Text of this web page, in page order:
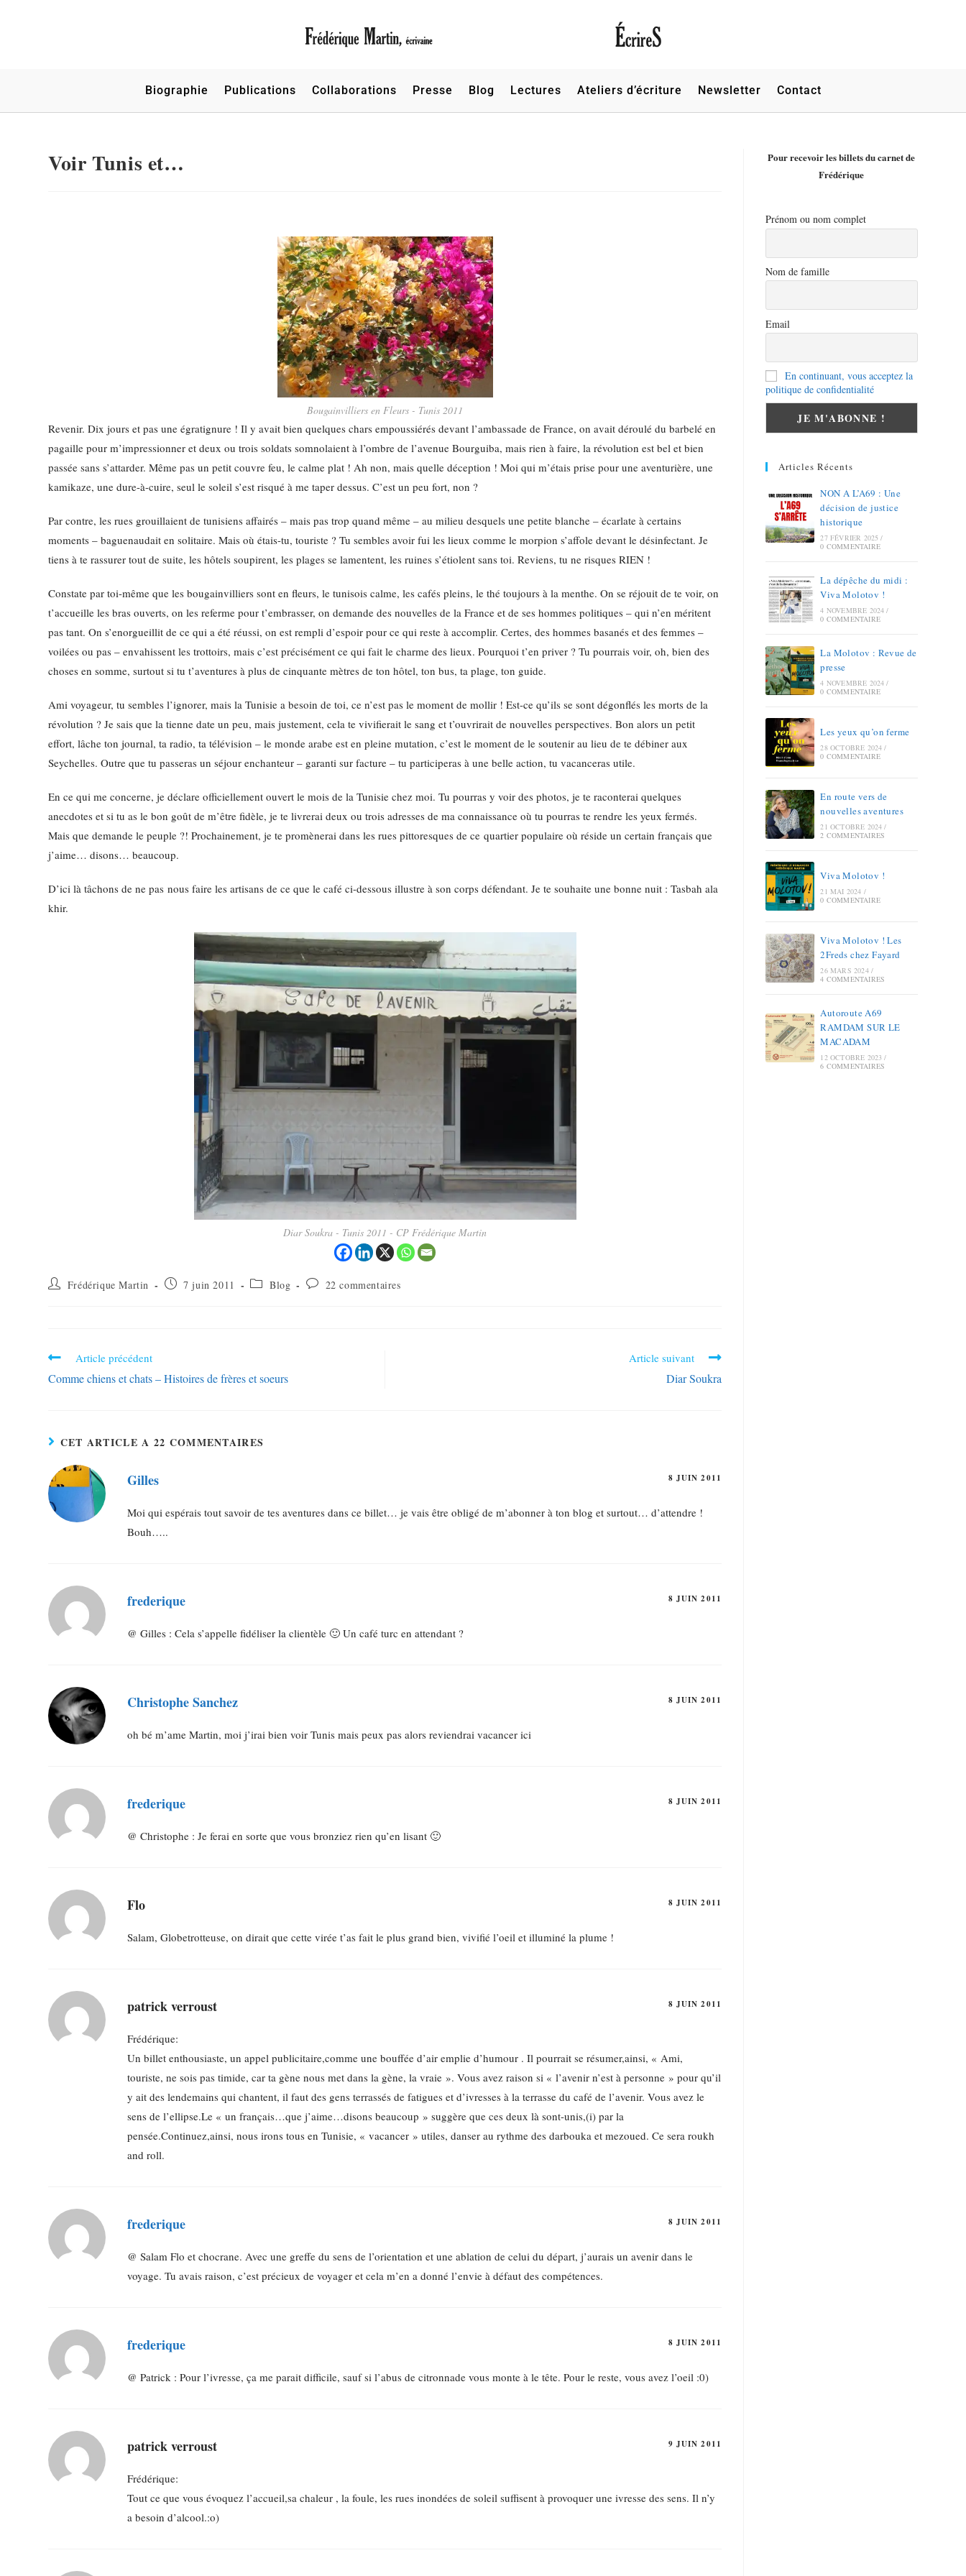
Biographie Publications Collaborations Presse Blog Lectures Ateliers d’écriture Newsletter Contact
Voir Tunis et…
Bougainvilliers en Fleurs - Tunis 2011
Revenir. Dix jours et pas une égratignure ! Il y avait bien quelques chars empoussiérés devant l’ambassade de France, on avait déroulé du barbelé en
pagaille pour m’impressionner et deux ou trois soldats somnolaient à l’ombre de l’avenue Bourguiba, mais rien à faire, la révolution est bel et bien
passée sans s’attarder. Même pas un petit couvre feu, le calme plat ! Ah non, mais quelle déception ! Moi qui m’étais prise pour une aventurière, une
kamikaze, une dure-à-cuire, seul le soleil s’est risqué à me taper dessus. C’est un peu fort, non ?
Par contre, les rues grouillaient de tunisiens affairés – mais pas trop quand même – au milieu desquels une petite blanche – écarlate à certains
moments – baguenaudait en solitaire. Mais où étais-tu, touriste ? Tu sembles avoir fui les lieux comme le morpion s’affole devant le désinfectant. Je
tiens à te rassurer tout de suite, les hôtels soupirent, les plages se lamentent, les ruines s’étiolent sans toi. Reviens, tu ne risques RIEN !
Constate par toi-même que les bougainvilliers sont en fleurs, le tunisois calme, les cafés pleins, le thé toujours à la menthe. On se réjouit de te voir, on
t’accueille les bras ouverts, on les referme pour t’embrasser, on demande des nouvelles de la France et de ses hommes politiques – qui n’en méritent
pas tant. On s’enorgueillit de ce qui a été réussi, on est rempli d’espoir pour ce qui reste à accomplir. Certes, des hommes basanés et des femmes –
voilées ou pas – envahissent les trottoirs, mais c’est précisément ce qui fait le charme des lieux. Pourquoi t’en priver ? Tu pourrais voir, oh, bien des
choses en somme, surtout si tu t’aventures à plus de cinquante mètres de ton hôtel, ton bus, ta plage, ton guide.
Ami voyageur, tu sembles l’ignorer, mais la Tunisie a besoin de toi, ce n’est pas le moment de mollir ! Est-ce qu’ils se sont dégonflés les morts de la
révolution ? Je sais que la tienne date un peu, mais justement, cela te vivifierait le sang et t’ouvrirait de nouvelles perspectives. Bon alors un petit
effort, lâche ton journal, ta radio, ta télévision – le monde arabe est en pleine mutation, c’est le moment de le soutenir au lieu de te débiner aux
Seychelles. Outre que tu passeras un séjour enchanteur – garanti sur facture – tu participeras à une belle action, tu vacanceras utile.
En ce qui me concerne, je déclare officiellement ouvert le mois de la Tunisie chez moi. Tu pourras y voir des photos, je te raconterai quelques
anecdotes et si tu as le bon goût de m’être fidèle, je te livrerai deux ou trois adresses de ma connaissance où tu pourras te rendre les yeux fermés.
Mais que demande le peuple ?! Prochainement, je te promènerai dans les rues pittoresques de ce quartier populaire où réside un certain français que
j’aime… disons… beaucoup.
D’ici là tâchons de ne pas nous faire les artisans de ce que le café ci-dessous illustre à son corps défendant. Je te souhaite une bonne nuit : Tasbah ala
khir.
Diar Soukra - Tunis 2011 - CP Frédérique Martin
Frédérique Martin 7 juin 2011 Blog 22 commentaires
Article précédent
Comme chiens et chats – Histoires de frères et soeurs
Article suivant
Diar Soukra
CET ARTICLE A 22 COMMENTAIRES
Gilles 8 JUIN 2011
Moi qui espérais tout savoir de tes aventures dans ce billet… je vais être obligé de m’abonner à ton blog et surtout… d’attendre !
Bouh…..
frederique 8 JUIN 2011
@ Gilles : Cela s’appelle fidéliser la clientèle 🙂 Un café turc en attendant ?
Christophe Sanchez 8 JUIN 2011
oh bé m’ame Martin, moi j’irai bien voir Tunis mais peux pas alors reviendrai vacancer ici
frederique 8 JUIN 2011
@ Christophe : Je ferai en sorte que vous bronziez rien qu’en lisant 🙂
Flo 8 JUIN 2011
Salam, Globetrotteuse, on dirait que cette virée t’as fait le plus grand bien, vivifié l’oeil et illuminé la plume !
patrick verroust 8 JUIN 2011
Frédérique:
Un billet enthousiaste, un appel publicitaire,comme une bouffée d’air emplie d’humour . Il pourrait se résumer,ainsi, « Ami,
touriste, ne sois pas timide, car ta gène nous met dans la gène, la vraie ». Vous avez raison si « l’avenir n’est à personne » pour qu’il
y ait des lendemains qui chantent, il faut des gens terrassés de fatigues et d’ivresses à la terrasse du café de l’avenir. Vous avez le
sens de l’ellipse.Le « un français…que j’aime…disons beaucoup » suggère que ces deux là sont-unis,(i) par la
pensée.Continuez,ainsi, nous irons tous en Tunisie, « vacancer » utiles, danser au rythme des darbouka et mezoued. Ce sera roukh
and roll.
frederique 8 JUIN 2011
@ Salam Flo et chocrane. Avec une greffe du sens de l’orientation et une ablation de celui du départ, j’aurais un avenir dans le
voyage. Tu avais raison, c’est précieux de voyager et cela m’en a donné l’envie à défaut des compétences.
frederique 8 JUIN 2011
@ Patrick : Pour l’ivresse, ça me parait difficile, sauf si l’abus de citronnade vous monte à le tête. Pour le reste, vous avez l’oeil :0)
patrick verroust 9 JUIN 2011
Frédérique:
Tout ce que vous évoquez l’accueil,sa chaleur , la foule, les rues inondées de soleil suffisent à provoquer une ivresse des sens. Il n’y
a besoin d’alcool.:o)
Pour recevoir les billets du carnet de
Frédérique
Prénom ou nom complet
Nom de famille
Email
En continuant, vous acceptez la
politique de confidentialité
Articles Récents
NON A L’A69 : Une
décision de justice
historique
27 FÉVRIER 2025 /
0 COMMENTAIRE
La dépêche du midi :
Viva Molotov !
4 NOVEMBRE 2024 /
0 COMMENTAIRE
La Molotov : Revue de
presse
4 NOVEMBRE 2024 /
0 COMMENTAIRE
Les yeux qu’on ferme
28 OCTOBRE 2024 /
0 COMMENTAIRE
En route vers de
nouvelles aventures
21 OCTOBRE 2024 /
2 COMMENTAIRES
Viva Molotov !
21 MAI 2024 /
0 COMMENTAIRE
Viva Molotov ! Les
2Freds chez Fayard
26 MARS 2024 /
4 COMMENTAIRES
Autoroute A69
RAMDAM SUR LE
MACADAM
12 OCTOBRE 2023 /
6 COMMENTAIRES